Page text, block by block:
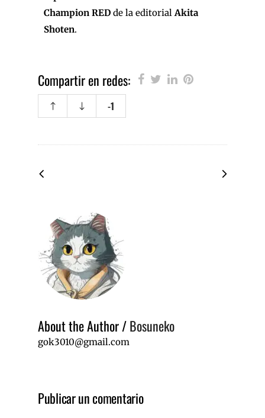
Champion RED de la editorialAkita
Shoten.
Compartir en redes:
-1
About the Author/Bosuneko
gok3010@gmail.com
Publicar un comentario